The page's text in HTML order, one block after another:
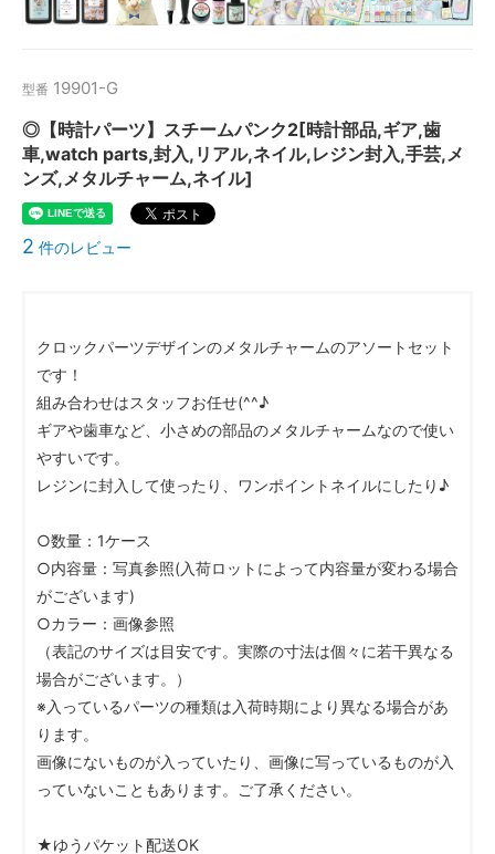
型番 19901-G
◎【時計パーツ】スチームパンク2[時計部品,ギア,歯
車,watch parts,封入,リアル,ネイル,レジン封入,手芸,メ
ンズ,メタルチャーム,ネイル]
2 件のレビュー
クロックパーツデザインのメタルチャームのアソートセット
です！
組み合わせはスタッフお任せ(^^♪
ギアや歯車など、小さめの部品のメタルチャームなので使い
やすいです。
レジンに封入して使ったり、ワンポイントネイルにしたり♪
○数量：1ケース
○内容量：写真参照(入荷ロットによって内容量が変わる場合
がございます)
○カラー：画像参照
（表記のサイズは目安です。実際の寸法は個々に若干異なる
場合がございます。）
※入っているパーツの種類は入荷時期により異なる場合があ
ります。
画像にないものが入っていたり、画像に写っているものが入
っていないこともあります。ご了承ください。
★ゆうパケット配送OK